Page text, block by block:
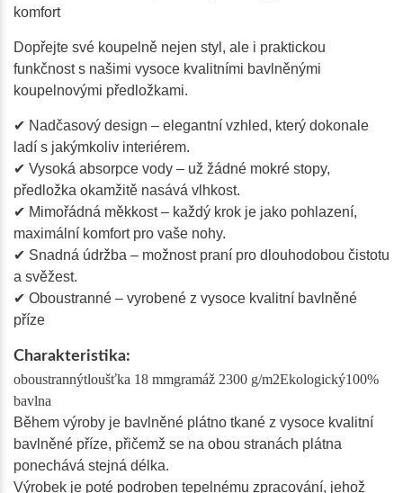
komfort
Dopřejte své koupelně nejen styl, ale i praktickou
funkčnost s našimi vysoce kvalitními bavlněnými
koupelnovými předložkami.
✔ Nadčasový design – elegantní vzhled, který dokonale
ladí s jakýmkoliv interiérem.
✔ Vysoká absorpce vody – už žádné mokré stopy,
předložka okamžitě nasává vlhkost.
✔ Mimořádná měkkost – každý krok je jako pohlazení,
maximální komfort pro vaše nohy.
✔ Snadná údržba – možnost praní pro dlouhodobou čistotu
a svěžest.
✔ Oboustranné – vyrobené z vysoce kvalitní bavlněné
příze
Charakteristika:
oboustrannýtloušťka 18 mmgramáž 2300 g/m2Ekologický100%
bavlna
Během výroby je bavlněné plátno tkané z vysoce kvalitní
bavlněné příze, přičemž se na obou stranách plátna
ponechává stejná délka.
Výrobek je poté podroben tepelnému zpracování, jehož